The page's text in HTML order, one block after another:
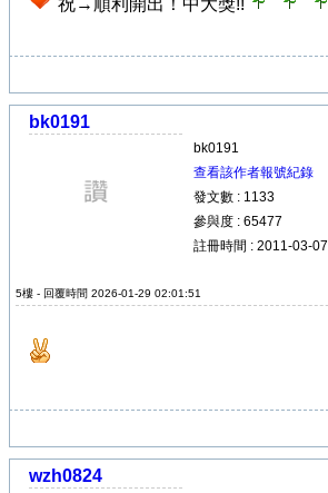
祝→順利開出！中大獎!!
bk0191
bk0191
查看該作者報號紀錄
發文數 : 1133
參與度 : 65477
註冊時間 : 2011-03-07
5樓 - 回覆時間 2026-01-29 02:01:51
wzh0824